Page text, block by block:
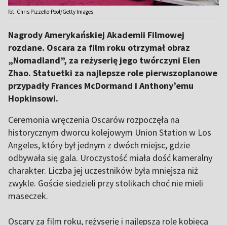
fot. Chris Pizzello-Pool/Getty Images
Nagrody Amerykańskiej Akademii Filmowej
rozdane. Oscara za film roku otrzymał obraz
„Nomadland”, za reżyserię jego twórczyni Elen
Zhao. Statuetki za najlepsze role pierwszoplanowe
przypadły Frances McDormand i Anthony’emu
Hopkinsowi.
Ceremonia wręczenia Oscarów rozpoczęła na
historycznym dworcu kolejowym Union Station w Los
Angeles, który był jednym z dwóch miejsc, gdzie
odbywała się gala. Uroczystość miała dość kameralny
charakter. Liczba jej uczestników była mniejsza niż
zwykle. Goście siedzieli przy stolikach choć nie mieli
maseczek.
Oscary za film roku, reżyserię i najlepszą role kobiecą